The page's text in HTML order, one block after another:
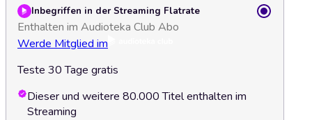
Inbegriffen in der Streaming Flatrate
Enthalten im Audioteka Club Abo
Werde Mitglied im
Teste 30 Tage gratis
Dieser und weitere 80.000 Titel enthalten im
Streaming